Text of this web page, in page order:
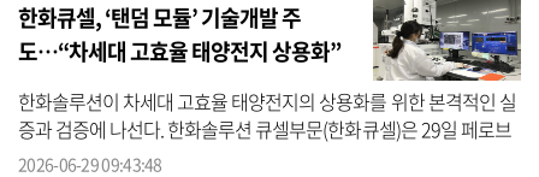
한화큐셀, ‘탠덤 모듈’ 기술개발 주
도…“차세대 고효율 태양전지 상용화”
한화솔루션이 차세대 고효율 태양전지의 상용화를 위한 본격적인 실
증과 검증에 나선다. 한화솔루션 큐셀부문(한화큐셀)은 29일 페로브
스카이트 탠덤 모듈(탠덤 모듈) 기술 개발 및 실증을 위한 정부 주도
2026-06-29 09:43:48